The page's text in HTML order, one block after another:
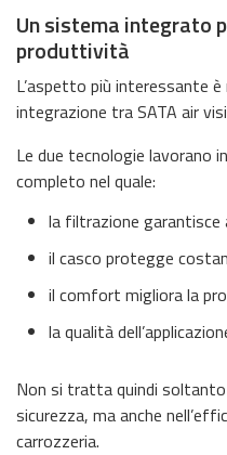
Un sistema integrato
produttività
L’aspetto più interessante
integrazione tra SATA air
Le due tecnologie lavorano
completo nel quale:
la filtrazione garantisce
il casco protegge
il comfort migliora la
la qualità
Non si tratta quindi
sicurezza, ma anche
carrozzeria.